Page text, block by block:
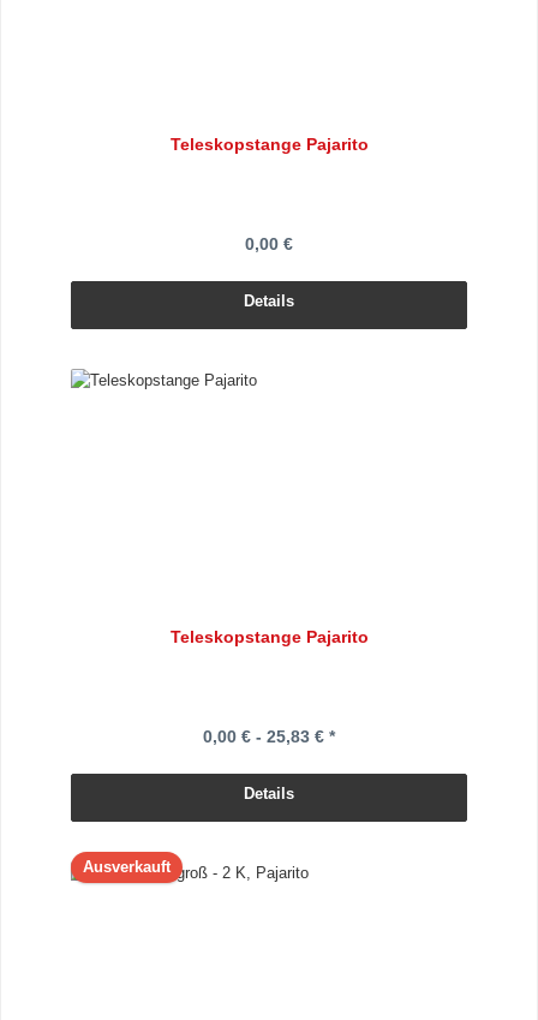
Teleskopstange Pajarito
0,00 €
Details
Teleskopstange Pajarito
0,00 € - 25,83 € *
Details
Ausverkauft